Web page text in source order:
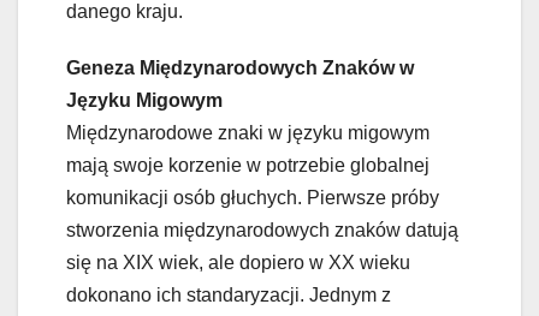
danego kraju.
Geneza Międzynarodowych Znaków w
Języku Migowym
Międzynarodowe znaki w języku migowym
mają swoje korzenie w potrzebie globalnej
komunikacji osób głuchych. Pierwsze próby
stworzenia międzynarodowych znaków datują
się na XIX wiek, ale dopiero w XX wieku
dokonano ich standaryzacji. Jednym z